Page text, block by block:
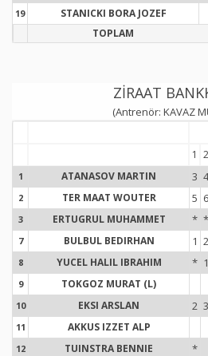
19 STANICKI BORA JOZEF
TOPLAM
ZİRAAT
(Antrenör: KAVAZ
1 2
1 ATANASOV MARTIN 3 4
2 TER MAAT WOUTER 5 6
3 ERTUGRUL MUHAMMET * *
7 BULBUL BEDIRHAN 1 2
8 YUCEL HALIL IBRAHIM * 1
9 TOKGOZ MURAT (L)
10 EKSI ARSLAN 2 3
11 AKKUS IZZET ALP
12 TUINSTRA BENNIE *